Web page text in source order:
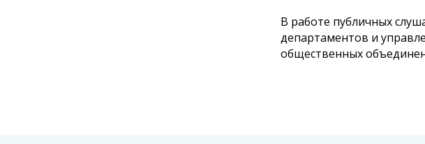
В работе публичных
департаментов и
общественных